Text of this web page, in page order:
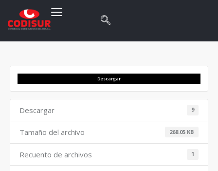
Descargar
Descargar 9
Tamaño del archivo 268.05 KB
Recuento de archivos 1